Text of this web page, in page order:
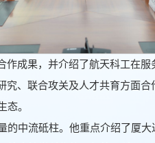
作成果，并介绍了航天科工在
、联合攻关及人才共育方面合
态。
的中流砥柱。他重点介绍了厦